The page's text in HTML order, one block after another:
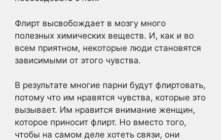
Флирт высвобождает в мозгу много
полезных химических веществ. И, как и во
всем приятном, некоторые люди становятся
зависимыми от этого чувства.
В результате многие парни будут флиртовать,
потому что им нравятся чувства, которые это
вызывает. Им нравится внимание женщин,
которое приносит флирт. Но вместо того,
чтобы на самом деле хотеть связи, они